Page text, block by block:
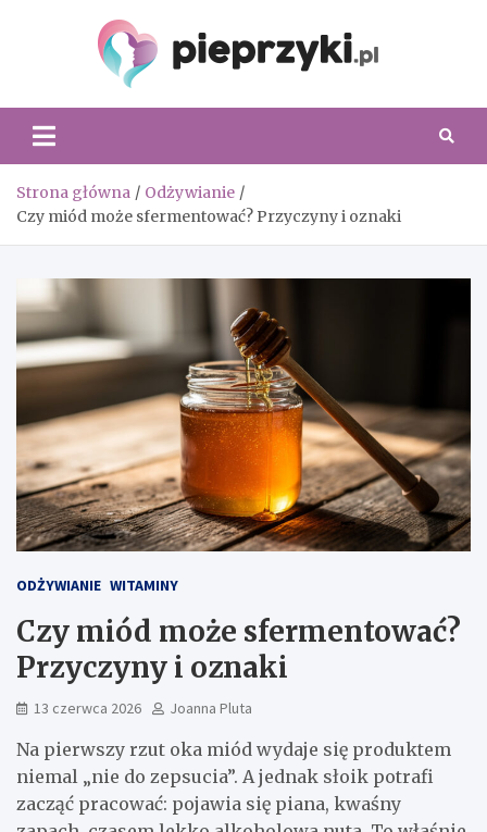
Strona główna
Odżywianie
Czy miód może sfermentować? Przyczyny i oznaki
ODŻYWIANIE WITAMINY
Czy miód może sfermentować?
Przyczyny i oznaki
13 czerwca 2026 Joanna Pluta
Na pierwszy rzut oka miód wydaje się produktem
niemal „nie do zepsucia”. A jednak słoik potrafi
zacząć pracować: pojawia się piana, kwaśny